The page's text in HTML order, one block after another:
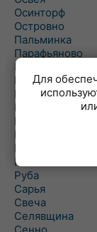
Осинторф
Островно
Пальминка
Парафьяново
Плисса
Повятье
Погоща
Подсвилье
Полоцк
Поставы
Прозороки
Россоны
Руба
Сарья
Свеча
Селявщина
Для